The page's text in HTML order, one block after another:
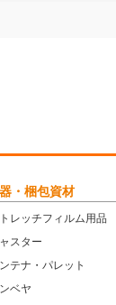
・梱包資材
レッチフィルム用品
スター
テナ・パレット
ベヤ